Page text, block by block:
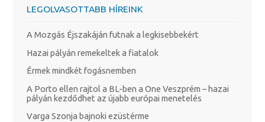
LEGOLVASOTTABB HÍREINK
A Mozgás Éjszakáján futnak a legkisebbekért
Hazai pályán remekeltek a fiatalok
Érmek mindkét fogásnemben
A Porto ellen rajtol a BL-ben a One Veszprém – hazai
pályán kezdődhet az újabb európai menetelés
Varga Szonja bajnoki ezüstérme